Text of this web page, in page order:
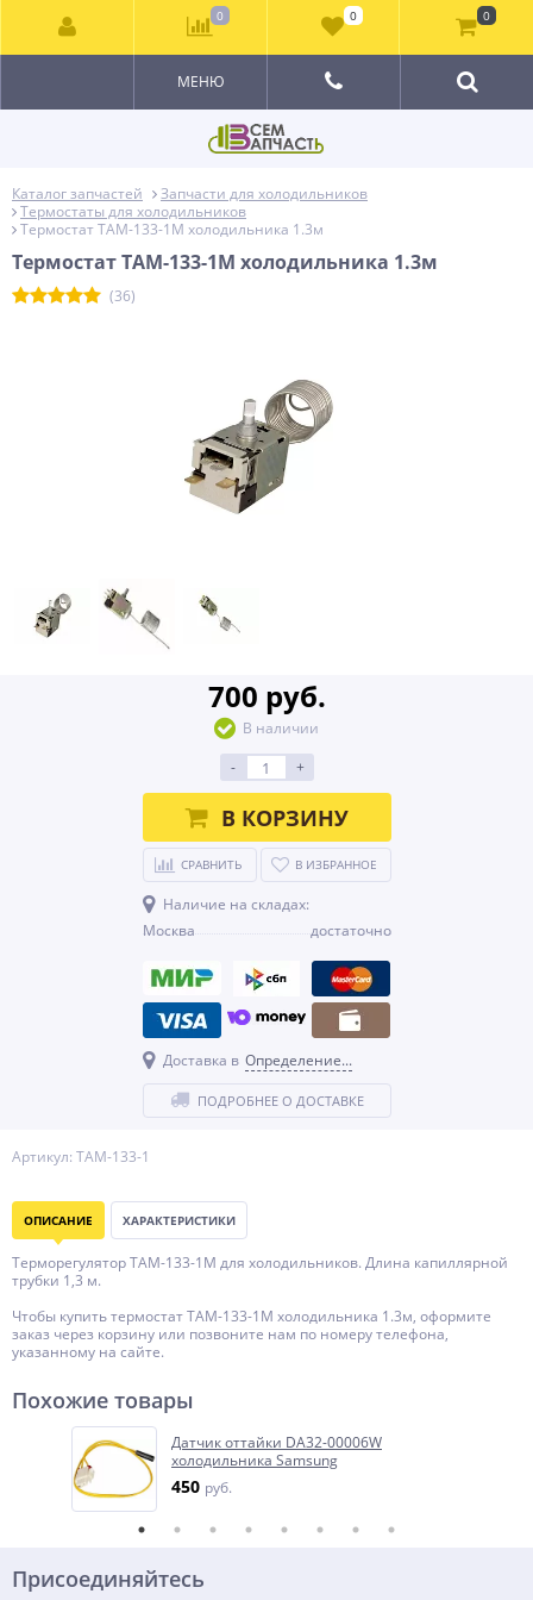
МЕНЮ
Каталог запчастей
Запчасти для холодильников
Термостаты для холодильников
Термостат ТАМ-133-1M холодильника 1.3м
Термостат ТАМ-133-1M холодильника 1.3м
(36)
Артикул: TAM-133-1
700 руб.
В наличии
-
+
В КОРЗИНУ
СРАВНИТЬ В ИЗБРАННОЕ
Наличие на складах:
Москва
достаточно
Доставка в Определение...
ПОДРОБНЕЕ О ДОСТАВКЕ
ОПИСАНИЕ ХАРАКТЕРИСТИКИ
Терморегулятор TAM-133-1M для холодильников. Длина капиллярной
трубки 1,3 м.
Чтобы купить термостат ТАМ-133-1M холодильника 1.3м, оформите
заказ через корзину или позвоните нам по номеру телефона,
указанному на сайте.
Похожие товары
Датчик оттайки DA32-00006W
холодильника Samsung
450 руб.
Присоединяйтесь
0 0 0